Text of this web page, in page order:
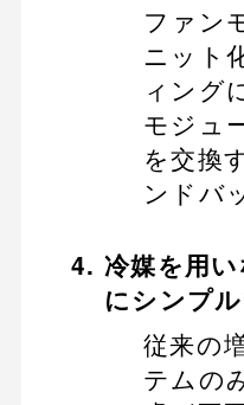
ファン
ニット
ィング
モジュ
を交換
ンドバ
冷媒を用
にシンプ
従来の
テムの